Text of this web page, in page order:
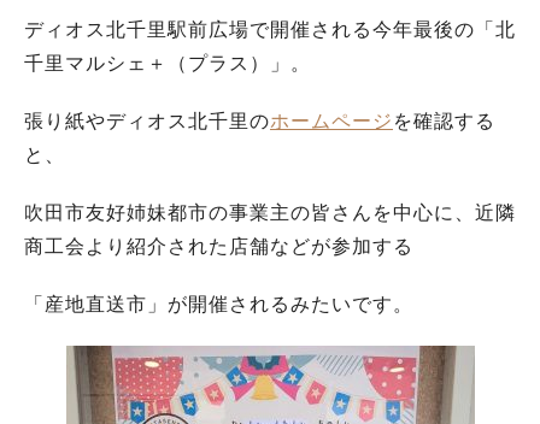
ディオス北千里駅前広場で開催される今年最後の「北
千里マルシェ＋（プラス）」。
張り紙やディオス北千里のホームページ を確認する
と、
吹田市友好姉妹都市の事業主の皆さんを中心に、近隣
商工会より紹介された店舗などが参加する
「産地直送市」が開催されるみたいです。